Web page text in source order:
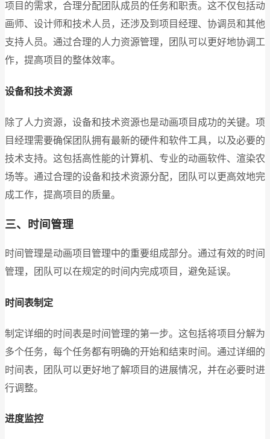
项目的需求，合理分配团队成员的任务和职责。这不仅包括动
画师、设计师和技术人员，还涉及到项目经理、协调员和其他
支持人员。通过合理的人力资源管理，团队可以更好地协调工
作，提高项目的整体效率。
设备和技术资源
除了人力资源，设备和技术资源也是动画项目成功的关键。项
目经理需要确保团队拥有最新的硬件和软件工具，以及必要的
技术支持。这包括高性能的计算机、专业的动画软件、渲染农
场等。通过合理的设备和技术资源分配，团队可以更高效地完
成工作，提高项目的质量。
三、时间管理
时间管理是动画项目管理中的重要组成部分。通过有效的时间
管理，团队可以在规定的时间内完成项目，避免延误。
时间表制定
制定详细的时间表是时间管理的第一步。这包括将项目分解为
多个任务，每个任务都有明确的开始和结束时间。通过详细的
时间表，团队可以更好地了解项目的进展情况，并在必要时进
行调整。
进度监控